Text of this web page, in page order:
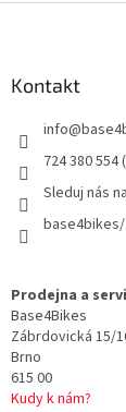
Kontakt
info@
724 380
Sleduj nás
base4bikes/
Prodejna a
Base4Bikes
Zábrdovická 15/
Brno
615 00
Kudy k nám?